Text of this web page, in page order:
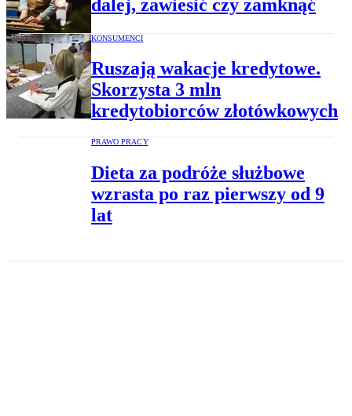
dalej, zawiesić czy zamknąć
KONSUMENCI
Ruszają wakacje kredytowe.
Skorzysta 3 mln
kredytobiorców złotówkowych
PRAWO PRACY
Dieta za podróże służbowe
wzrasta po raz pierwszy od 9
lat